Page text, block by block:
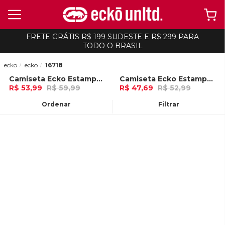
FRETE GRÁTIS R$ 199 SUDESTE E R$ 299 PARA
TODO O BRASIL
Ordenar Filtrar
ecko ecko 16718
-10%
Camiseta Ecko Estampada Vermelha
R$ 53,99 R$ 59,99
-10%
Camiseta Ecko Estampada Areia
R$ 47,69 R$ 52,99